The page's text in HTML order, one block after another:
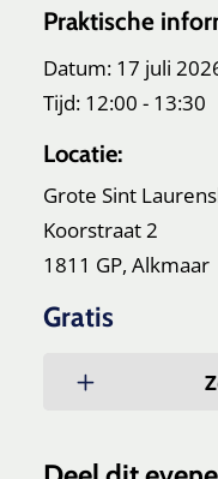
Praktische
Datum: 17 juli
Tijd: 12:00 - 13:30
Locatie:
Grote Sint
Koorstraat 2
1811 GP, Alkmaar
Gratis